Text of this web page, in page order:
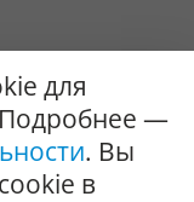
Все права
для
—
. Вы
в